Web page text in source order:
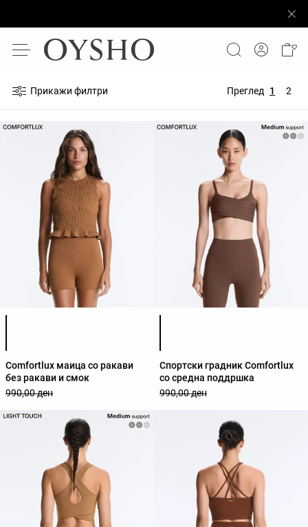
Прикажи филтри Преглед 1 2
Comfortlux маица со ракави
без ракави и смок
990,00 ден
Спортски градник Comfortlux
со средна поддршка
990,00 ден